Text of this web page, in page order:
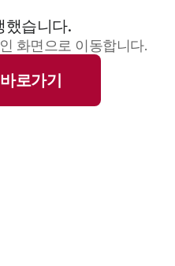
했습니다.
화면으로 이동합니다.
로가기